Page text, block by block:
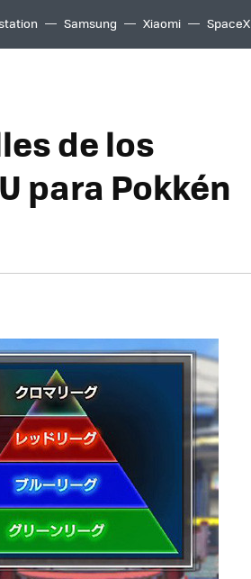
Samsung Xiaomi SpaceX
de los
para Pokkén